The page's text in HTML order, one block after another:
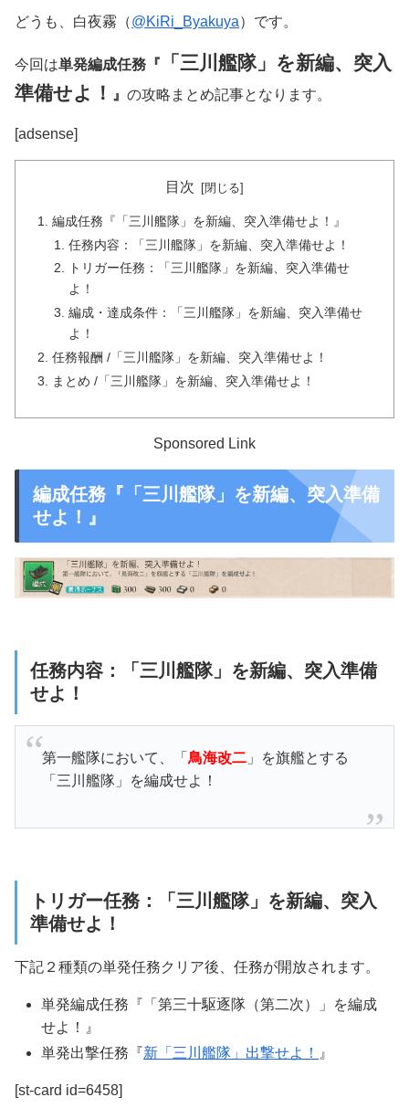
どうも、白夜霧（@KiRi_Byakuya）です。
今回は単発編成任務『
「三川艦隊」を新編、突入
準備せよ！
』 の攻略まとめ記事となります。
[adsense]
目次
編成任務『「三川艦隊」を新編、突入準備せよ！』
任務内容：「三川艦隊」を新編、突入準備せよ！
トリガー任務：「三川艦隊」を新編、突入準備せ
よ！
編成・達成条件：「三川艦隊」を新編、突入準備せ
よ！
任務報酬 /「三川艦隊」を新編、突入準備せよ！
まとめ /「三川艦隊」を新編、突入準備せよ！
Sponsored Link
編成任務『「三川艦隊」を新編、突入準備
せよ！』
任務内容：「三川艦隊」を新編、突入準備
せよ！
第一艦隊において、「 鳥海改二」を旗艦とする
「三川艦隊」を編成せよ！
トリガー任務：「三川艦隊」を新編、突入
準備せよ！
下記２種類の単発任務クリア後、任務が開放されます。
単発編成任務『「第三十駆逐隊（第二次）」を編成
せよ！』
単発出撃任務『新「三川艦隊」出撃せよ！ 』
[st-card id=6458]